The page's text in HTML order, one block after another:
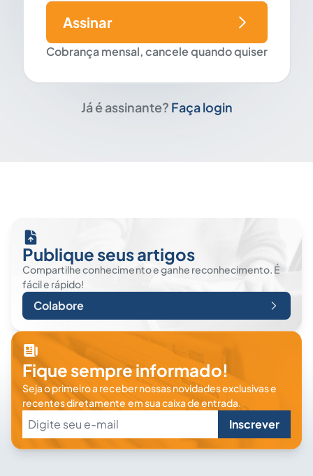
Cobrança mensal, cancele quando quiser
Assinar
Já é assinante? Faça login
Publique seus artigos
Compartilhe conhecimento e ganhe reconhecimento. É
fácil e rápido!
Colabore
Fique sempre informado!
Seja o primeiro a receber nossas novidades exclusivas e
recentes diretamente em sua caixa de entrada.
Inscrever